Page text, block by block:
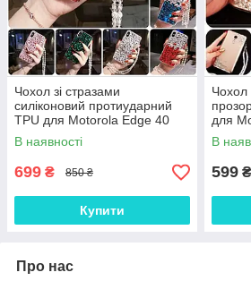
Чохол зі стразами
силіконовий протиударний
TPU для Motorola Edge 40
"SWAROV LUXURY"
В наявності
699 ₴ 850 ₴
Купити
Чохол
для
В
599 ₴
Про нас